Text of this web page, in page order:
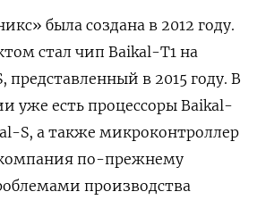
была создана в 2012 году.
стал чип Baikal-T1 на
представленный в 2015 году. В
уже есть процессоры Baikal-
S, а также микроконтроллер
по-прежнему
производства